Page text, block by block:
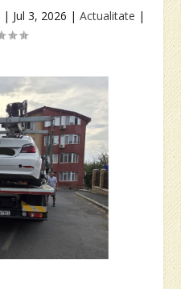
| Jul 3, 2026 | Actualitate |